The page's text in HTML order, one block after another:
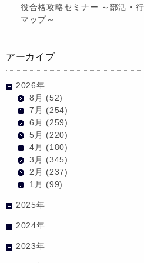
役合格攻略セミナー ～部活・
マップ～
アーカイブ
2026年
8月 (52)
7月 (254)
6月 (259)
5月 (220)
4月 (180)
3月 (345)
2月 (237)
1月 (99)
2025年
2024年
2023年